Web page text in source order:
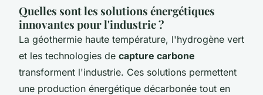
Quelles sont les solutions énergétiques
innovantes pour l'industrie ?
La géothermie haute température, l'hydrogène vert
et les technologies de capture carbone
transforment l'industrie. Ces solutions permettent
une production énergétique décarbonée tout en